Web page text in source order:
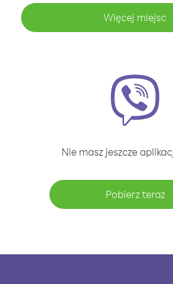
Więcej miejsc
Nie masz jeszcze
Pobierz teraz